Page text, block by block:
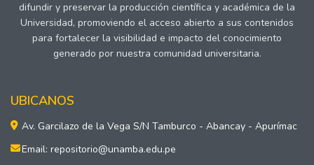
difundir y preservar la producción científica y académica de la
Universidad, promoviendo el acceso abierto a sus contenidos
para fortalecer la visibilidad e impacto del conocimiento
generado por nuestra comunidad universitaria.
UBICANOS
Av. Garcilazo de la Vega S/N Tamburco - Abancay - Apurímac
Email: repositorio@unamba.edu.pe